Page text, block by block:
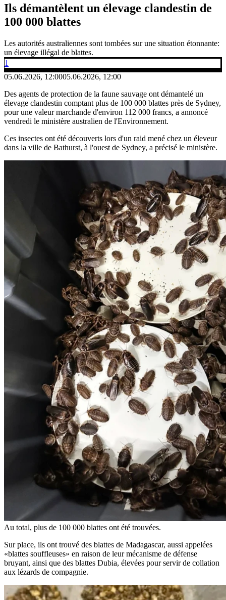
Ils démantèlent un élevage clandestin de
100 000 blattes
Les autorités australiennes sont tombées sur une situation étonnante:
un élevage illégal de blattes.
1
05.06.2026, 12:0005.06.2026, 12:00
Des agents de protection de la faune sauvage ont démantelé un
élevage clandestin comptant plus de 100 000 blattes près de Sydney,
pour une valeur marchande d'environ 112 000 francs, a annoncé
vendredi le ministère australien de l'Environnement.
Ces insectes ont été découverts lors d'un raid mené chez un éleveur
dans la ville de Bathurst, à l'ouest de Sydney, a précisé le ministère.
Au total, plus de 100 000 blattes ont été trouvées.
Sur place, ils ont trouvé des blattes de Madagascar, aussi appelées
«blattes souffleuses» en raison de leur mécanisme de défense
bruyant, ainsi que des blattes Dubia, élevées pour servir de collation
aux lézards de compagnie.